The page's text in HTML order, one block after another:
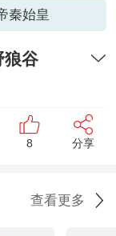
秦始皇
狼谷
8 分享
查看更多